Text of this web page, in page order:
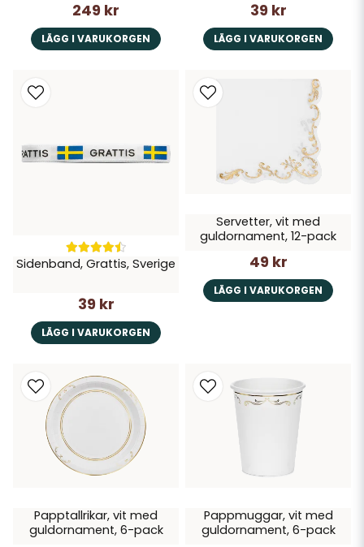
249 kr
LÄGG I VARUKORGEN
39 kr
LÄGG I VARUKORGEN
Sidenband, Grattis, Sverige
39 kr
LÄGG I VARUKORGEN
Servetter, vit med
guldornament, 12-pack
49 kr
LÄGG I VARUKORGEN
Papptallrikar, vit med
guldornament, 6-pack
Pappmuggar, vit med
guldornament, 6-pack